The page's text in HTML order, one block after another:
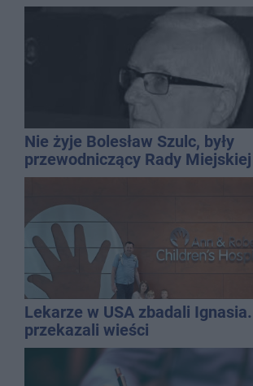
Nie żyje Bolesław Szulc, były
przewodniczący Rady
dyrektor SP 14
Lekarze w USA zbadali
przekazali wieści